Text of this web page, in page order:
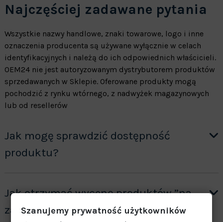
Najczęściej zadawane pytania
Wszystkie nazwy handlowe, znaki towarowe, logo i inne
oznaczenia producenta są używane wyłącznie w celach
identyfikacyjnych i należą do ich odpowiednich właścicieli.
OEM24 nie jest autoryzowanym dystrybutorem produktów
sprzedawanych w Sklepie. Oferowane produkty mogą
pochodzić z rynku wtórnego, z nadwyżek magazynowych
lub od resellerów
Jak mogę sprawdzić dostępność
produktu?
Jak otrzymać wycenę produktów ”na
zamówienie”?
Szanujemy prywatność użytkowników